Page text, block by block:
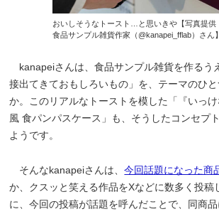
おいしそうなトースト…と思いきや【写真提供
食品サンプル雑貨作家（@kanapei_fflab）さん】
kanapeiさんは、食品サンプル雑貨を作るう
接出てきておもしろいもの」を、テーマのひ
か。このリアルなトーストを模した「『いっけ
風 食パンパスケース」も、そうしたコンセプ
ようです。
そんなkanapeiさんは、今回話題になった商
か、クスッと笑える作品をXなどに数多く投稿
に、今回の投稿が話題を呼んだことで、同商